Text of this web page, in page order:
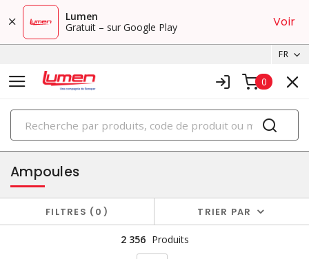
Lumen
Gratuit – sur Google Play
Voir
FR
0
PRODUITS
éclairage
Ampoules
FILTRES 0 TRIER PAR
2 356 Produits